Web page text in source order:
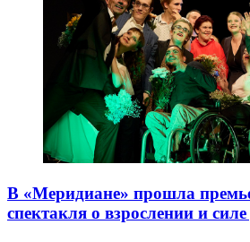
В «Меридиане» прошла
спектакля о взрослении и силе